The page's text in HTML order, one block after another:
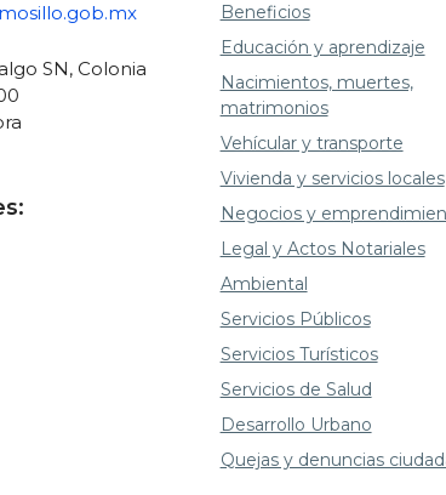
SN, Colonia
Beneficios
Educación y aprendizaje
Nacimientos, muertes,
matrimonios
Vehícular y transporte
Vivienda y servicios locales
Negocios y
Legal y Actos Notariales
Ambiental
Servicios Públicos
Servicios Turísticos
Servicios de Salud
Desarrollo Urbano
Quejas y denuncias